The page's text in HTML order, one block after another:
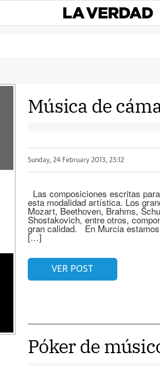
Música de
Sunday, 24 February 2013, 23:12
Las composiciones escritas
esta modalidad artística. Los
Mozart, Beethoven, Brahms,
Shostakovich, entre otros,
gran calidad. En Murcia
[…]
VER POST
Póker de